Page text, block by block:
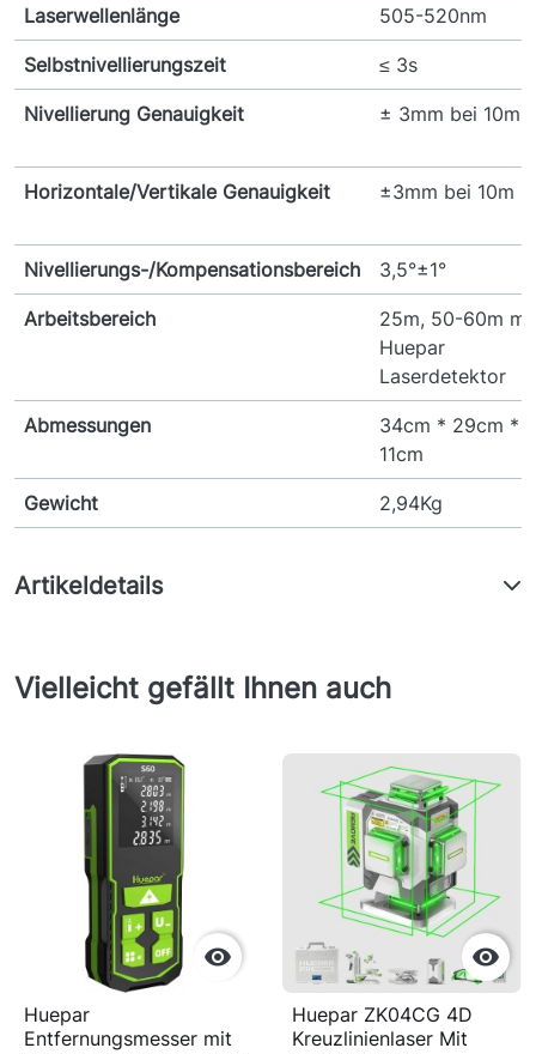
Laserwellenlänge 505-520nm
Selbstnivellierungszeit ≤ 3s
Nivellierung Genauigkeit ± 3mm bei 10m
Horizontale/Vertikale Genauigkeit ±3mm bei 10m
Nivellierungs-/Kompensationsbereich 3,5°±1°
Arbeitsbereich
25m, 50-60m
Huepar
Laserdetektor
Abmessungen
34cm * 29cm *
11cm
Gewicht 2,94Kg
Artikeldetails
Vielleicht gefällt Ihnen auch

Huepar
Entfernungsmesser mit

Huepar ZK04CG 4D
Kreuzlinienlaser Mit